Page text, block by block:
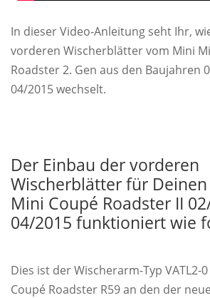
In dieser Video-Anleitung seht Ihr,
vorderen Wischerblätter vom Mini
Roadster 2. Gen aus den Baujahren
04/2015 wechselt.
Der Einbau der vorderen
Wischerblätter für Deinen
Mini Coupé Roadster II
04/2015 funktioniert wie
Dies ist der Wischerarm-Typ VATL2-
Coupé Roadster R59 an den der